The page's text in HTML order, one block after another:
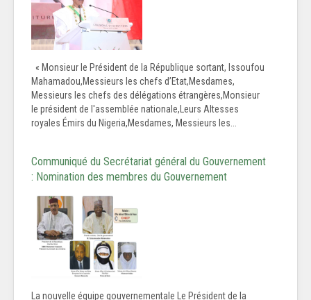
« Monsieur le Président de la République sortant, Issoufou
Mahamadou,Messieurs les chefs d’Etat,Mesdames,
Messieurs les chefs des délégations étrangères,Monsieur
le président de l'assemblée nationale,Leurs Altesses
royales Émirs du Nigeria,Mesdames, Messieurs les...
Communiqué du Secrétariat général du Gouvernement
: Nomination des membres du Gouvernement
La nouvelle équipe gouvernementale Le Président de la